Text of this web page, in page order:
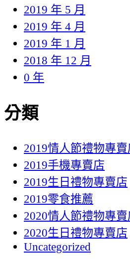
2019 年 5 月
2019 年 4 月
2019 年 1 月
2018 年 12 月
0 年
分類
2019情人節禮物專賣
2019手機專賣店
2019生日禮物專賣店
2019零食推薦
2020情人節禮物專賣
2020生日禮物專賣店
Uncategorized